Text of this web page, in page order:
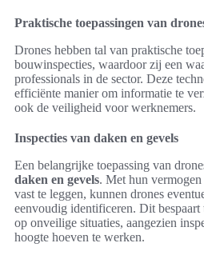
Praktische toepassingen van
Drones hebben tal van praktische
bouwinspecties, waardoor zij een
professionals in de sector. Deze
efficiënte manier om informatie te
ook de veiligheid voor werknemers.
Inspecties van daken en gevels
Een belangrijke toepassing van
daken en gevels. Met hun
vast te leggen, kunnen drones
eenvoudig identificeren. Dit
op onveilige situaties, aangezien
hoogte hoeven te werken.